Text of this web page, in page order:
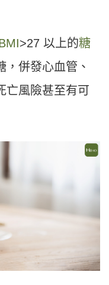
>27 以上的糖
，併發心血管、
亡風險甚至有可